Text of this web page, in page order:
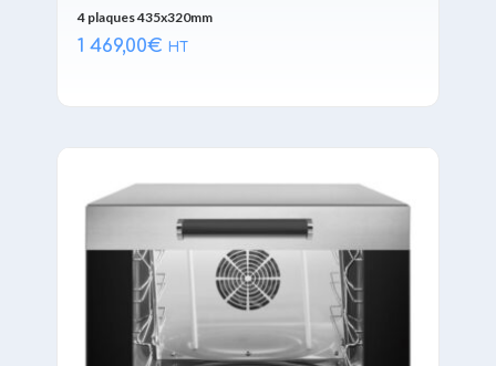
4 plaques 435x320mm
1 469,00€ HT